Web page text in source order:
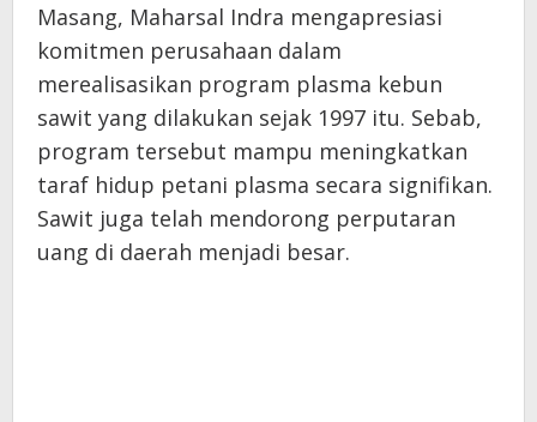
Masang, Maharsal Indra mengapresiasi
komitmen perusahaan dalam
merealisasikan program plasma kebun
sawit yang dilakukan sejak 1997 itu. Sebab,
program tersebut mampu meningkatkan
taraf hidup petani plasma secara signifikan.
Sawit juga telah mendorong perputaran
uang di daerah menjadi besar.